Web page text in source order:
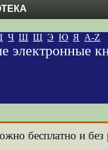
Ч Ш Щ Э Ю Я A-Z
электронные
бесплатно и без